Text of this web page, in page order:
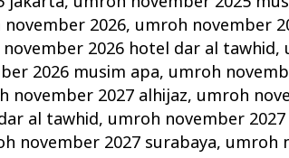
2026, umroh november
2026 hotel dar al tawhid,
2026 musim apa, umroh
november 2027 alhijaz, umroh
al tawhid, umroh november
november 2027 surabaya, umroh